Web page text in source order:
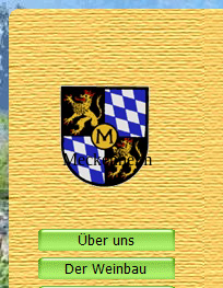
Meckenheim